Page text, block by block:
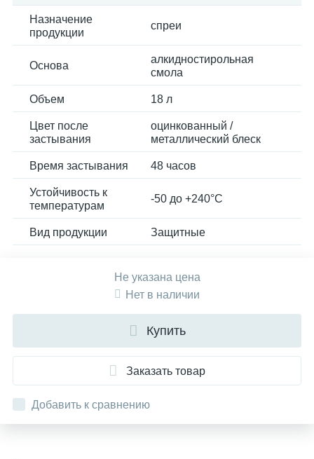
Назначение
продукции
спреи
Основа
алкидностирольная
смола
Объем 18 л
Цвет после
застывания
оцинкованный /
металлический блеск
Время застывания 48 часов
Устойчивость к
температурам
-50 до +240°C
Вид продукции Защитные
Не указана цена
Нет в наличии
Купить
Заказать товар
Добавить к сравнению